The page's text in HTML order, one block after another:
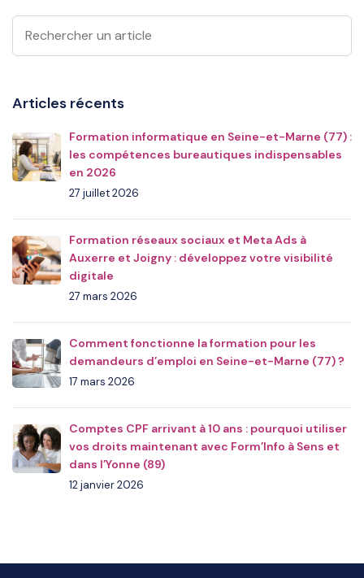
Articles récents
Formation informatique en Seine-et-Marne (77) :
les compétences bureautiques indispensables
en 2026
27 juillet 2026
Formation réseaux sociaux et Meta Ads à
Auxerre et Joigny : développez votre visibilité
digitale
27 mars 2026
Comment fonctionne la formation pour les
demandeurs d’emploi en Seine-et-Marne (77) ?
17 mars 2026
Comptes CPF arrivant à 10 ans : pourquoi utiliser
vos droits maintenant avec Form’Info à Sens et
dans l’Yonne (89)
12 janvier 2026